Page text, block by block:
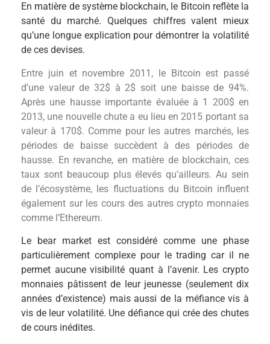
En matière de système blockchain, le Bitcoin reflète la
santé du marché. Quelques chiffres valent mieux
qu’une longue explication pour démontrer la volatilité
de ces devises.
Entre juin et novembre 2011 , le Bitcoin est passé
d’une valeur de 32$ à 2$ soit une baisse de 94%.
Après une hausse importante évaluée à 1 200$ en
2013, une nouvelle chute a eu lieu en 2015 portant sa
valeur à 170$. Comme pour les autres marchés, les
périodes de baisse succèdent à des périodes de
hausse. En revanche, en matière de blockchain, ces
taux sont beaucoup plus élevés qu’ailleurs. Au sein
de l’écosystème, les fluctuations du Bitcoin influent
également sur les cours des autres crypto monnaies
comme l’Ethereum.
Le bear market est considéré comme une phase
particulièrement complexe pour le trading car il ne
permet aucune visibilité quant à l’avenir. Les crypto
monnaies pâtissent de leur jeunesse (seulement dix
années d’existence) mais aussi de la méfiance vis à
vis de leur volatilité. Une défiance qui crée des chutes
de cours inédites.